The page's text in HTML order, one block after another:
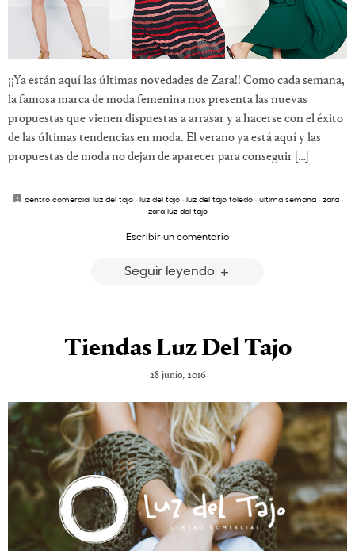
¡¡Ya están aquí las últimas novedades de Zara!! Como cada semana,
la famosa marca de moda femenina nos presenta las nuevas
propuestas que vienen dispuestas a arrasar y a hacerse con el éxito
de las últimas tendencias en moda. El verano ya está aquí y las
propuestas de moda no dejan de aparecer para conseguir […]
centro comercial luz del tajo· luz del tajo· luz del tajo toledo· ultima semana· zara·
zara luz del tajo
Escribir un comentario
Seguir leyendo
Tiendas Luz Del Tajo
28 junio, 2016